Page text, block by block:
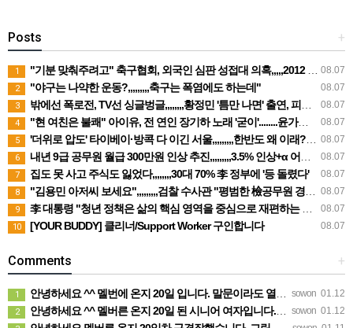
+
Posts
08.07
1 "기분 맞춰주려고" 축구협회, 외국인 심판 성접대 의혹,,,,,2012 올림픽·2014 월드컵 예선도 포함
08.07
2 "야구는 나약한 운동?,,,,,,,,,축구는 폭염에도 하는데"
08.07
3 밖에선 폭로전, TV선 싱글벙글,,,,,,,,황정민 '틈만 나면' 출연, 피로감은 시청자 몫
08.07
4 "현 여친은 불쾌" 아이유, 전 연인 장기하 노래 '굳이'........윤가이 있는데 '시끌'
08.07
5 '더위로 압도' 타이베이·방콕 다 이긴 서울,,,,,,,,,한반도 왜 이래???
08.07
6 내년 9급 공무원 월급 300만원 인상 추진,,,,,,,,,3.5% 인상+α 어게인?
08.07
7 집도 못 사고 주식도 잃었다,,,,,,,,30대 70% 李 정부에 '등 돌렸다'
08.07
8 "김용민 아저씨 보세요",,,,,,,,,검찰 수사관 "평범한 檢공무원 경고받을 짓 안해"
08.07
9 李 대통령 "청년 정책은 삶의 핵심 영역을 중심으로 재편하는 방안을 검토"
08.07
10 [YOUR BUDDY] 클리너/Support Worker 구인합니다
+
Comments
sowon 01.12
1 안녕하세요 ^^ 멜번에 온지 20일 입니다. 말문이라도 열어보려고 글 보냅니다. 정말 반가운 소식인데 시간이…
sowon 01.12
2 안녕하세요 ^^ 멜버른 온지 20일 된 시니어 여자입니다. 생소한 곳이다보니 말문이라도 열어보려고 문자 드려…